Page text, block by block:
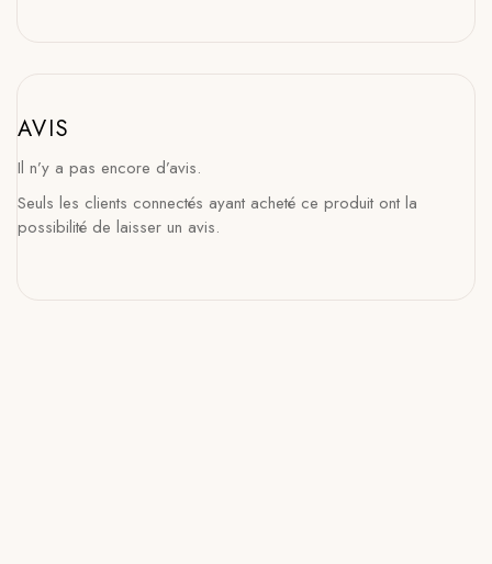
AVIS
Il n’y a pas encore d’avis.
Seuls les clients connectés ayant acheté ce produit ont la
possibilité de laisser un avis.